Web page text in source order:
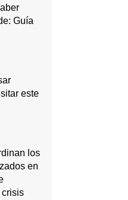
Guía
este
los
en